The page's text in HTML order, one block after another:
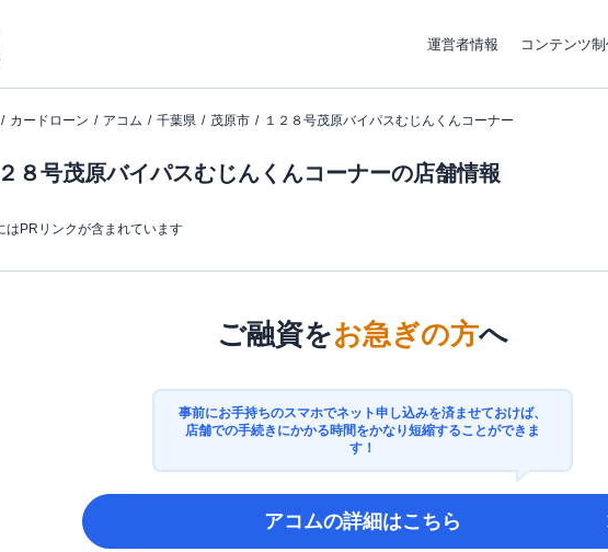
運営者情報 コンテンツ
カードローン アコム 千葉県 茂原市 １２８号茂原バイパスむじんくんコーナー
８号茂原バイパスむじんくんコーナーの店舗情報
はPRリンクが含まれています
ご融資をお急ぎの方へ
事前にお手持ちのスマホでネット申し込みを済ませておけば、
店舗での手続きにかかる時間をかなり短縮することができま
す！
アコムの詳細はこちら